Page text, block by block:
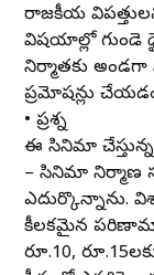
రాజకీయ
విషయాల్లో గుండె
నిర్మాతకు అండగా
ప్రమోషన్లు
• ప్రశ్న
ఈ సినిమా
– సినిమా నిర్మాణ
ఎదుర్కొన్నాను.
కీలకమైన
రూ.10,